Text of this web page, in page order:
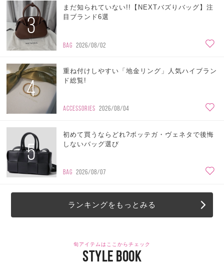
3
まだ知られていない!!【NEXTバズりバッグ】注
目ブランド6選
BAG 2026/08/02
4
重ね付けしやすい「地金リング」人気ハイブラン
ド総覧!
ACCESSORIES 2026/08/04
5
初めて買うならどれ?ボッテガ・ヴェネタで後悔
しないバッグ選び
BAG 2026/08/07
ランキングをもっとみる
旬アイテムはここからチェック
STYLE BOOK